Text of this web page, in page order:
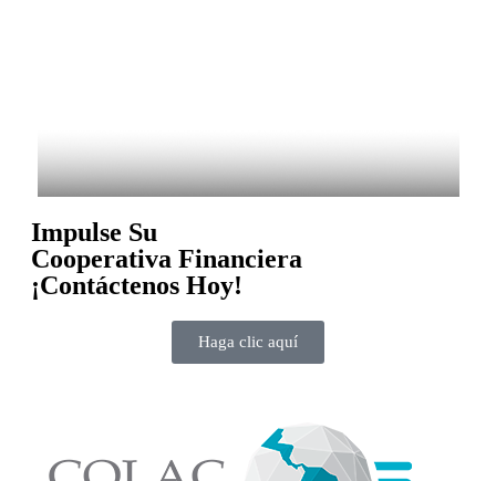
Impulse Su
Cooperativa Financiera
¡Contáctenos Hoy!
Haga clic aquí